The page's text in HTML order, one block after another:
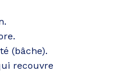
(bâche).
recouvre